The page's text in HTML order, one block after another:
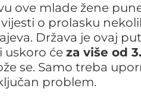
ove mlade žene
o prolasku
Država je ovaj
uskoro će za više od
se. Samo treba
problem.